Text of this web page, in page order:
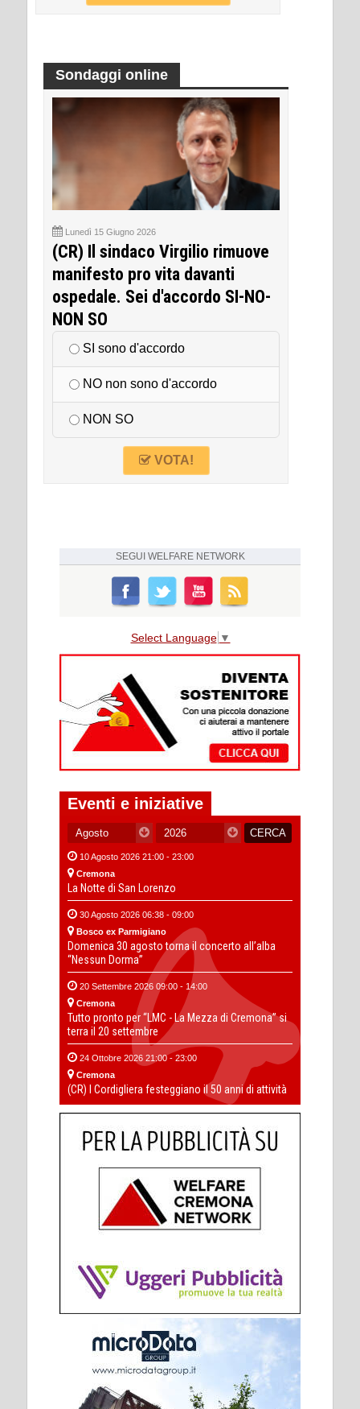
Sondaggi online
Lunedì 15 Giugno 2026
(CR) Il sindaco Virgilio rimuove
manifesto pro vita davanti
ospedale. Sei d'accordo SI-NO-
NON SO
SI sono d'accordo
NO non sono d'accordo
NON SO
VOTA!
SEGUI WELFARE NETWORK
Select Language ▼
Eventi e iniziative
10 Agosto 2026 21:00 - 23:00
Cremona
La Notte di San Lorenzo
30 Agosto 2026 06:38 - 09:00
Bosco ex Parmigiano
Domenica 30 agosto torna il concerto all’alba
“Nessun Dorma”
20 Settembre 2026 09:00 - 14:00
Cremona
Tutto pronto per “LMC - La Mezza di Cremona” si
terra il 20 settembre
24 Ottobre 2026 21:00 - 23:00
Cremona
(CR) I Cordigliera festeggiano il 50 anni di attività